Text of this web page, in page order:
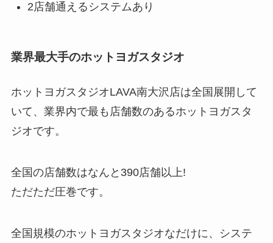
2店舗通えるシステムあり
業界最大手のホットヨガスタジオ
ホットヨガスタジオLAVA南大沢店は全国展開して
いて、業界内で最も店舗数のあるホットヨガスタ
ジオです。
全国の店舗数はなんと 390店舗以上!
ただただ圧巻です。
全国規模のホットヨガスタジオなだけに、システ